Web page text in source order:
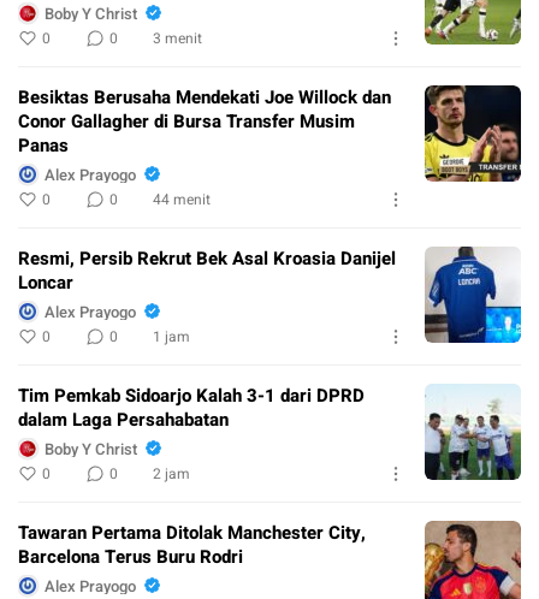
Boby Y Christ
0 0 3 menit
Besiktas Berusaha Mendekati Joe Willock dan
Conor Gallagher di Bursa Transfer Musim
Panas
Alex Prayogo
0 0 44 menit
Resmi, Persib Rekrut Bek Asal Kroasia Danijel
Loncar
Alex Prayogo
0 0 1 jam
Tim Pemkab Sidoarjo Kalah 3-1 dari DPRD
dalam Laga Persahabatan
Boby Y Christ
0 0 2 jam
Tawaran Pertama Ditolak Manchester City,
Barcelona Terus Buru Rodri
Alex Prayogo